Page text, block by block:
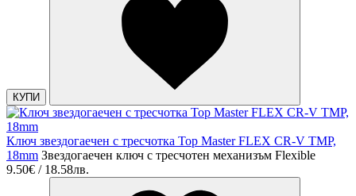
КУПИ
Ключ звездогаечен с тресчотка Top Master FLEX CR-V TMP,
18mm Звездогаечен ключ с тресчотен механизъм Flexible
9.50€ / 18.58лв.